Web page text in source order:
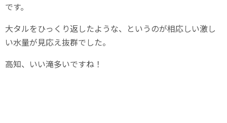
です。
大タルをひっくり返したような、というのが相応しい激し
い水量が見応え抜群でした。
高知、いい滝多いですね！